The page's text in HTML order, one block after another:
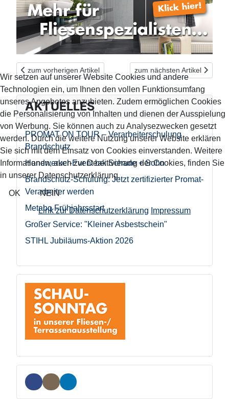
Vorheriger Beitrag: Aus unserem Sortiment: HUFA®
zum vorherigen Artikel Nächster Beitrag: Auf Dauer
zum nächsten Artikel
AKTUELLES
PROMAT ON TOUR – Verarbeiterschulung
Brandschutz
Handwerker-Event bei Schade + Sohn
Brandschutz-Schulung: Jetzt zertifizierter Promat-
Verarbeiter werden
Metabo Frühjahrsstart
Großer Service: "Kleiner Asbestschein"
STIHL Jubiläums-Aktion 2026
Wir setzen auf unserer Website Cookies und andere
Technologien ein, um Ihnen den vollen Funktionsumfang
unseres Angebotes anzubieten. Zudem ermöglichen Cookies
die Personalisierung von Inhalten und dienen der Ausspielung
von Werbung. Sie können auch zu Analysezwecken gesetzt
werden. Durch die weitere Nutzung unserer Website erklären
Sie sich mit dem Einsatz von Cookies einverstanden. Weitere
Informationen, auch zur Deaktivierung der Cookies, finden Sie
in unserer Datenschutzerklärung.
OK NEIN
Link zur Datenschutzerklärung Impressum